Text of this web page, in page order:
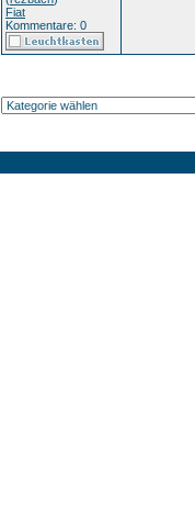
Fiat
Kommentare: 0